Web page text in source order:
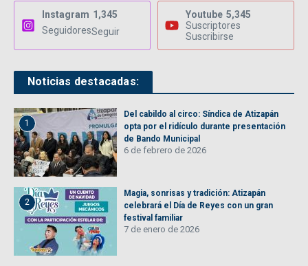
Instagram 1,345
SeguidoresSeguir
Youtube 5,345
Suscriptores
Suscribirse
Noticias destacadas:
1
Del cabildo al circo: Síndica de Atizapán
opta por el ridículo durante presentación
de Bando Municipal
6 de febrero de 2026
2
Magia, sonrisas y tradición: Atizapán
celebrará el Día de Reyes con un gran
festival familiar
7 de enero de 2026